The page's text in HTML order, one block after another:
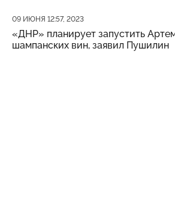
Дата публикации
09 ИЮНЯ 12:57, 2023
«ДНР» планирует запустить
шампанских вин, заявил Пушилин